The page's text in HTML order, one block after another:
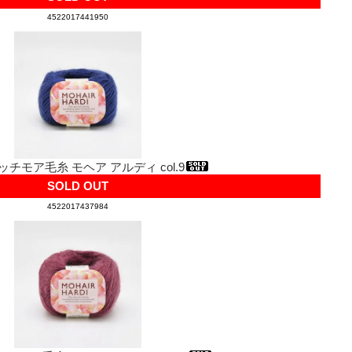
4522017441950
チモア毛糸 モヘア アルディ col.9
SOLD OUT
4522017437984